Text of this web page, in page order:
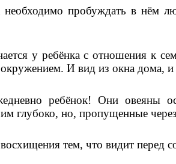
пробуждать в нём
у ребёнка с отношения к
И вид из окна дома, и
ребёнок! Они овеяны
глубоко, но, пропущенные
тем, что видит перед